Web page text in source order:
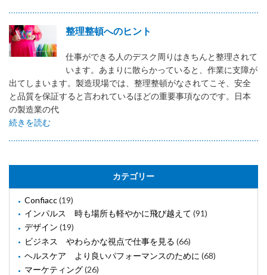
整理整頓へのヒント
仕事ができる人のデスク周りはきちんと整理されて
います。あまりに散らかっていると、作業に支障が
出てしまいます。製造現場では、整理整頓がなされてこそ、安全
と品質を保証すると言われているほどの重要事項なのです。日本
の製造業の代
続きを読む
カテゴリー
Confiacc(19)
インパルス 時も場所も軽やかに飛び越えて (91)
デザイン (19)
ビジネス やわらかな視点で仕事を見る (66)
ヘルスケア より良いパフォーマンスのために (68)
マーケティング(26)